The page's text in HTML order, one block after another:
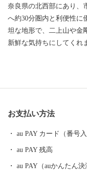
奈良県の北西部にあり、
へ約30分圏内と利便性に
坦な地形で、二上山や金
新鮮な気持ちにしてくれ
にわたり、見事な桜のト
橋駅から「急行」で約30
速」で約40分 ・大阪か
約10分 ・奈良市から「国道24号」で
お問い合わせ ふるさと
お支払い方法
au PAY カード（番号入
au PAY 残高
au PAY（auかんたん